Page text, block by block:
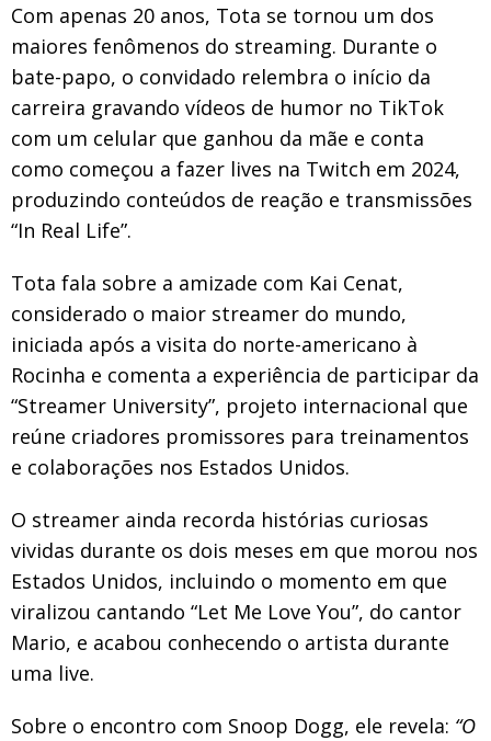
Com apenas 20 anos, Tota se tornou um dos
maiores fenômenos do streaming. Durante o
bate-papo, o convidado relembra o início da
carreira gravando vídeos de humor no TikTok
com um celular que ganhou da mãe e conta
como começou a fazer lives na Twitch em 2024,
produzindo conteúdos de reação e transmissões
“In Real Life”.
Tota fala sobre a amizade com Kai Cenat,
considerado o maior streamer do mundo,
iniciada após a visita do norte-americano à
Rocinha e comenta a experiência de participar da
“Streamer University”, projeto internacional que
reúne criadores promissores para treinamentos
e colaborações nos Estados Unidos.
O streamer ainda recorda histórias curiosas
vividas durante os dois meses em que morou nos
Estados Unidos, incluindo o momento em que
viralizou cantando “Let Me Love You”, do cantor
Mario, e acabou conhecendo o artista durante
uma live.
Sobre o encontro com Snoop Dogg, ele revela: “O